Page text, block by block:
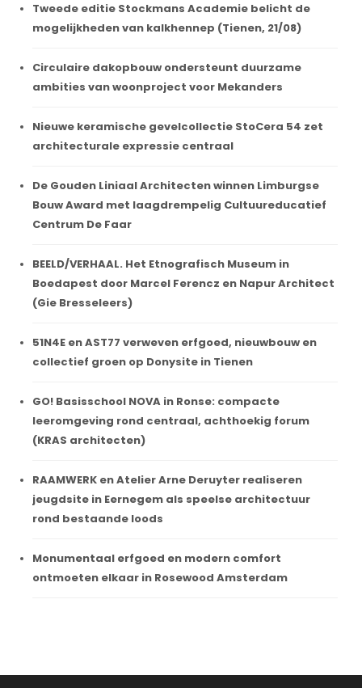
Tweede editie Stockmans Academie belicht de
mogelijkheden van kalkhennep (Tienen, 21/08)
Circulaire dakopbouw ondersteunt duurzame
ambities van woonproject voor Mekanders
Nieuwe keramische gevelcollectie StoCera 54 zet
architecturale expressie centraal
De Gouden Liniaal Architecten winnen Limburgse
Bouw Award met laagdrempelig Cultuureducatief
Centrum De Faar
BEELD/VERHAAL. Het Etnografisch Museum in
Boedapest door Marcel Ferencz en Napur Architect
(Gie Bresseleers)
51N4E en AST77 verweven erfgoed, nieuwbouw en
collectief groen op Donysite in Tienen
GO! Basisschool NOVA in Ronse: compacte
leeromgeving rond centraal, achthoekig forum
(KRAS architecten)
RAAMWERK en Atelier Arne Deruyter realiseren
jeugdsite in Eernegem als speelse architectuur
rond bestaande loods
Monumentaal erfgoed en modern comfort
ontmoeten elkaar in Rosewood Amsterdam